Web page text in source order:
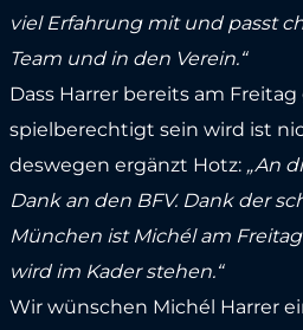
viel Erfahrung mit und passt
Team und in den Verein.“
Dass Harrer bereits am
spielberechtigt sein wird ist
deswegen ergänzt Hotz: „An
Dank an den BFV. Dank der
München ist Michél am
wird im Kader stehen.“
Wir wünschen Michél Harrer